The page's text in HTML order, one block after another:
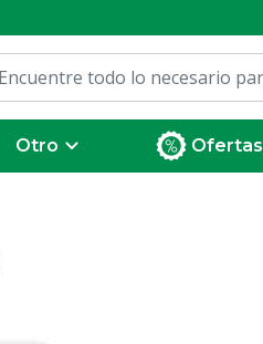
Otro Ofertas